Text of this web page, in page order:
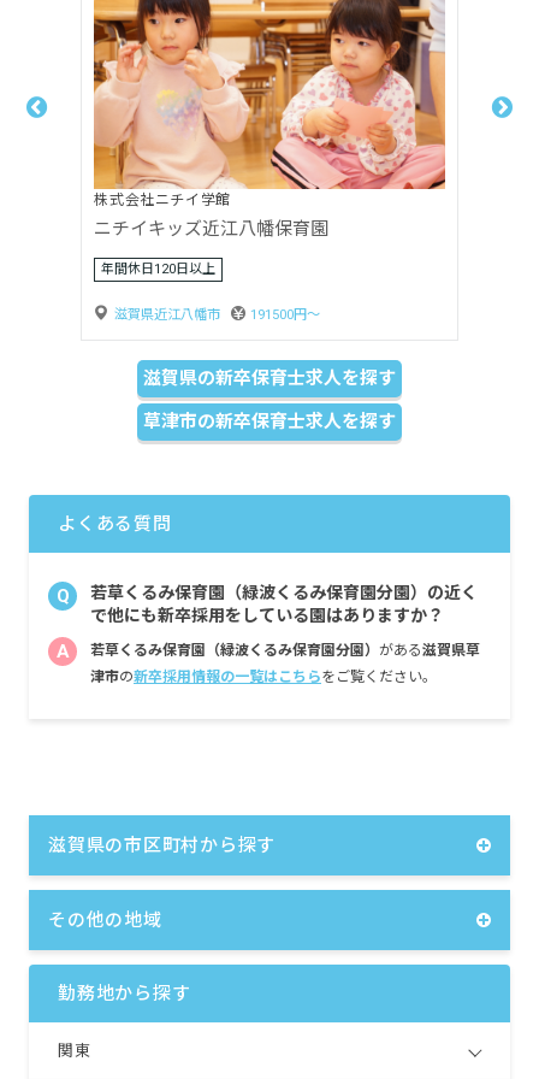
株式会社ニチイ学館
ニチイキッズ栗東中沢保育園
年間休日120日以上
滋賀県栗東市 192200円〜
滋賀県の新卒保育士求人を探す
草津市の新卒保育士求人を探す
よくある質問
Q
若草くるみ保育園（緑波くるみ保育園分園）の近く
で他にも新卒採用をしている園はありますか？
A 若草くるみ保育園（緑波くるみ保育園分園） がある滋賀県草
津市の新卒採用情報の一覧はこちらをご覧ください。
滋賀県の市区町村から探す
その他の地域
勤務地から探す
関東